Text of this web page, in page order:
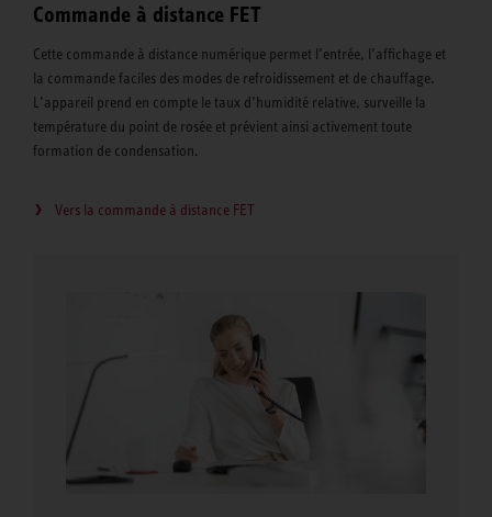
Commande à distance FET
Cette commande à distance numérique permet l’entrée, l’affichage et
la commande faciles des modes de refroidissement et de chauffage.
L’appareil prend en compte le taux d’humidité relative, surveille la
température du point de rosée et prévient ainsi activement toute
formation de condensation.
Vers la commande à distance FET